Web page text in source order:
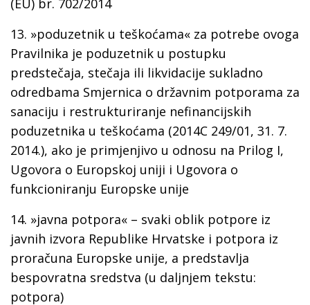
(EU) br. 702/2014
13. »poduzetnik u teškoćama« za potrebe ovoga
Pravilnika je poduzetnik u postupku
predstečaja, stečaja ili likvidacije sukladno
odredbama Smjernica o državnim potporama za
sanaciju i restrukturiranje nefinancijskih
poduzetnika u teškoćama (2014C 249/01, 31. 7.
2014.), ako je primjenjivo u odnosu na Prilog I,
Ugovora o Europskoj uniji i Ugovora o
funkcioniranju Europske unije
14. »javna potpora« – svaki oblik potpore iz
javnih izvora Republike Hrvatske i potpora iz
proračuna Europske unije, a predstavlja
bespovratna sredstva (u daljnjem tekstu:
potpora)